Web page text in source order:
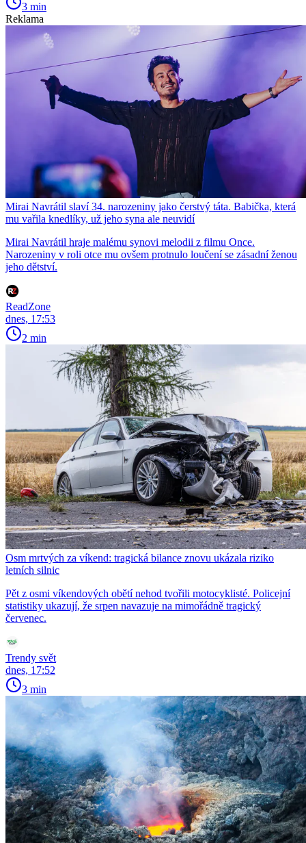
3 min
Reklama
Mirai Navrátil slaví 34. narozeniny jako čerstvý táta. Babička, která
mu vařila knedlíky, už jeho syna ale neuvidí
Mirai Navrátil hraje malému synovi melodii z filmu Once.
Narozeniny v roli otce mu ovšem protnulo loučení se zásadní ženou
jeho dětství.
ReadZone
dnes, 17:53
2 min
Osm mrtvých za víkend: tragická bilance znovu ukázala riziko
letních silnic
Pět z osmi víkendových obětí nehod tvořili motocyklisté. Policejní
statistiky ukazují, že srpen navazuje na mimořádně tragický
červenec.
Trendy svět
dnes, 17:52
3 min